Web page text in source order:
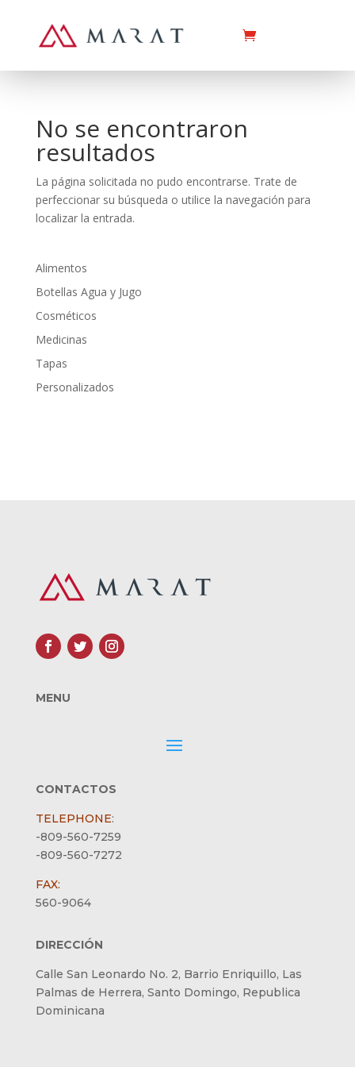
No se encontraron
resultados
La página solicitada no pudo encontrarse. Trate de
perfeccionar su búsqueda o utilice la navegación para
localizar la entrada.
Alimentos
Botellas Agua y Jugo
Cosméticos
Medicinas
Tapas
Personalizados
MENU
CONTACTOS
TELEPHONE:
-809-560-7259
-809-560-7272
FAX:
560-9064
DIRECCIÓN
Calle San Leonardo No. 2, Barrio Enriquillo, Las
Palmas de Herrera, Santo Domingo, Republica
Dominicana